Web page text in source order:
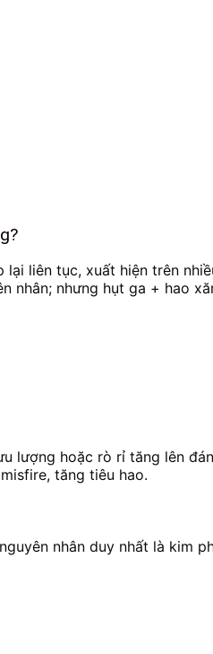
liên tục, xuất hiện trên
nhân; nhưng hụt ga + hao
lượng hoặc rò rỉ tăng lên
tăng tiêu hao.
nhân duy nhất là kim